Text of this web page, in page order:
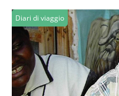
Diari di viaggio